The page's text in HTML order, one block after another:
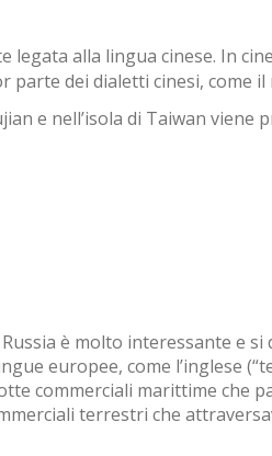
legata alla lingua cinese. In
parte dei dialetti cinesi, come
e nell’isola di Taiwan viene
è molto interessante e
europee, come l’inglese
commerciali marittime che
terrestri che